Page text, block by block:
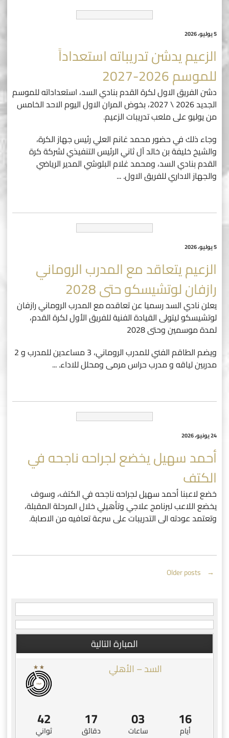
5 يوليو، 2026
الزعيم يدشن تدريباته استعداداً
للموسم 2026-2027
دشن الفريق الاول لكرة القدم بنادي السد، استعداداته للموسم
الجديد 2026 \ 2027، بخوض المران الاول اليوم الاحد الخامس
من يوليو على ملعب تدريبات الزعيم.
وجاء ذلك في حضور محمد غانم العلي رئيس جهاز الكرة،
والشيخ خليفة بن خالد آل ثاني الرئيس التنفيذي لشركة كرة
القدم بنادي السد، ومحمد غلام البلوشي المدير الرياضي
والجهاز الاداري للفريق الاول....
5 يوليو، 2026
الزعيم يتعاقد مع المدرب الروماني
رازفان لوتشيسكو حتى 2028
يعلن نادي السد رسميا عن تعاقده مع المدرب الروماني رازفان
لوتشيسكو ليتولى القيادة الفنية للفريق الأول لكرة القدم،
لمدة موسمين وحتى 2028
ويضم الطاقم الفني للمدرب الروماني، 3 مساعدين للمدرب و 2
مدربين لياقه و مدرب حراس مرمى ومحلل للاداء....
24 يونيو، 2026
أحمد سهيل يخضع لجراحه ناجحه في
الكتف
خضع لاعبنا أحمد سهيل لجراحه ناجحه في الكتف، وسوف
يخضع اللاعب لبرنامج علاجي وتأهيلي خلال المرحلة المقبلة،
وتعتمد عودته الى التدريبات على سرعة تعافيه من الاصابة.
Posts
navigation
←
المبارة التالية
السد – الأهلي
16
أيام
03
ساعات
17
دقائق
42
ثواني